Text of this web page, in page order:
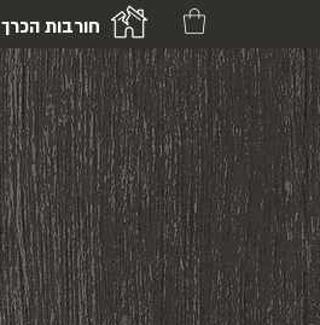
חורבות הכרך